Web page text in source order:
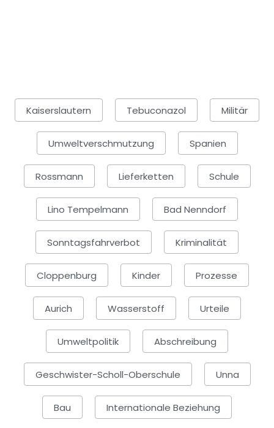
Kaiserslautern Tebuconazol Militär
Umweltverschmutzung Spanien
Rossmann Lieferketten Schule
Lino Tempelmann Bad Nenndorf
Sonntagsfahrverbot Kriminalität
Cloppenburg Kinder Prozesse
Aurich Wasserstoff Urteile
Umweltpolitik Abschreibung
Geschwister-Scholl-Oberschule Unna
Bau Internationale Beziehung